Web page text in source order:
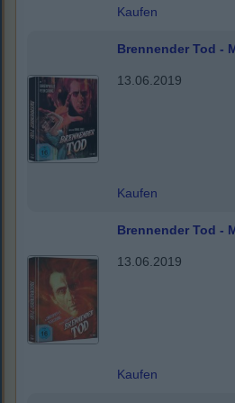
Kaufen
Brennender Tod -
13.06.2019
Kaufen
Brennender Tod -
13.06.2019
Kaufen